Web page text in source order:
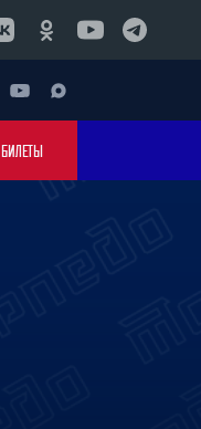
БИЛЕТЫ